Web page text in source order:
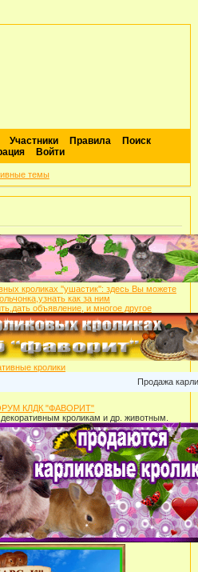
Участники Правила
Поиск
Войти
темы
кролики
Продажа
КЛДК "ФАВОРИТ"
кроликам и др. животным.